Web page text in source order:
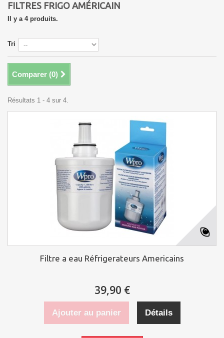
FILTRES FRIGO AMÉRICAIN
Il y a 4 produits.
Tri
Comparer (0)
Résultats 1 - 4 sur 4.
Filtre a eau Réfrigerateurs Americains
39,90 €
Ajouter au panier Détails